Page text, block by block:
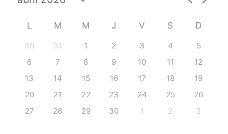
L M M J V S D
30 31 1 2 3 4
5
6
7 8 9 10 11
12
13
14 15 16 17 18
19
20
21 22 23 24 25
26
27
28 29 30 1 2 3